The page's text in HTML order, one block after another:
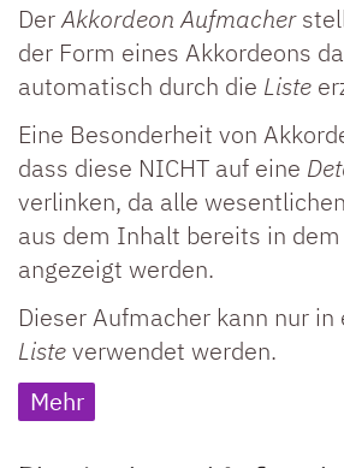
DerAkkordeon Aufmacher
der Form eines Akkordeons
automatisch durch die Liste
Eine Besonderheit von
dass diese NICHT auf eine
verlinken, da alle
aus dem Inhalt bereits in
angezeigt werden.
Dieser Aufmacher kann nur in
Listeverwendet werden.
Mehr